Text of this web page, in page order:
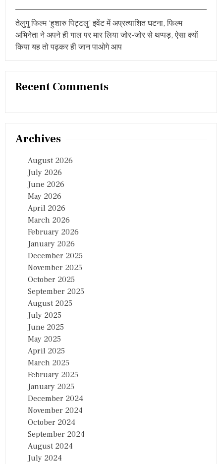
तेलुगु फिल्म ‘हुशारु पिट्टलु’ इवेंट में अप्रत्याशित घटना, फिल्म
अभिनेता ने अपने ही गाल पर मार लिया जोर-जोर से थप्पड़, ऐसा क्यों
किया यह तो पढ़कर ही जान पाओगे आप
Recent Comments
Archives
August 2026
July 2026
June 2026
May 2026
April 2026
March 2026
February 2026
January 2026
December 2025
November 2025
October 2025
September 2025
August 2025
July 2025
June 2025
May 2025
April 2025
March 2025
February 2025
January 2025
December 2024
November 2024
October 2024
September 2024
August 2024
July 2024